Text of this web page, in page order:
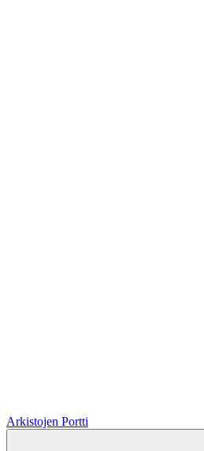
Arkistojen Portti